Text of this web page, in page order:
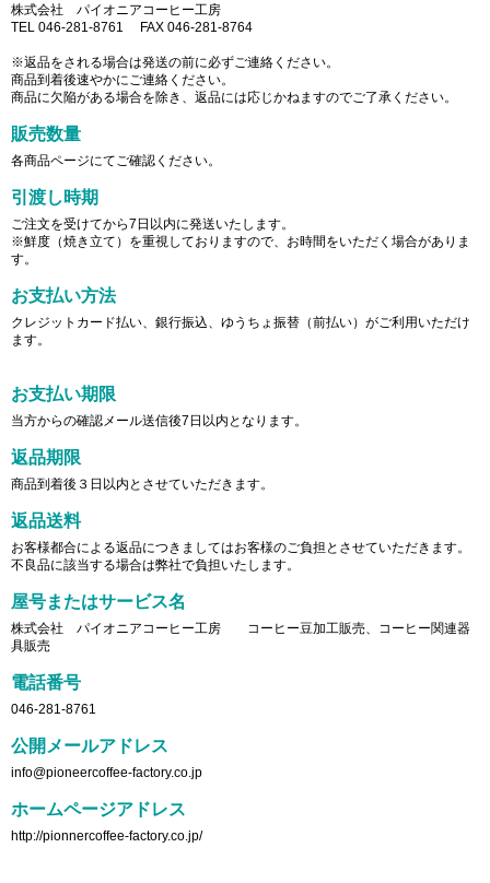
株式会社 パイオニアコーヒー工房
TEL 046-281-8761 FAX 046-281-8764
※返品をされる場合は発送の前に必ずご連絡ください。
商品到着後速やかにご連絡ください。
商品に欠陥がある場合を除き、返品には応じかねますのでご了承ください。
販売数量
各商品ページにてご確認ください。
引渡し時期
ご注文を受けてから7日以内に発送いたします。
※鮮度（焼き立て）を重視しておりますので、お時間をいただく場合がありま
す。
お支払い方法
クレジットカード払い、銀行振込、ゆうちょ振替（前払い）がご利用いただけ
ます。
お支払い期限
当方からの確認メール送信後7日以内となります。
返品期限
商品到着後３日以内とさせていただきます。
返品送料
お客様都合による返品につきましてはお客様のご負担とさせていただきます。
不良品に該当する場合は弊社で負担いたします。
屋号またはサービス名
株式会社 パイオニアコーヒー工房 コーヒー豆加工販売、コーヒー関連器
具販売
電話番号
046-281-8761
公開メールアドレス
info@pioneercoffee-factory.co.jp
ホームページアドレス
http://pionnercoffee-factory.co.jp/